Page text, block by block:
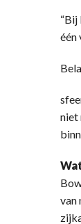
“Bij
één
niet
van